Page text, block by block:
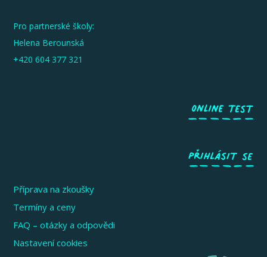
Pro partnerské školy:
Helena Berounská
+420 604 377 321
Příprava na zkoušky
Termíny a ceny
FAQ – otázky a odpovědi
Nastavení cookies